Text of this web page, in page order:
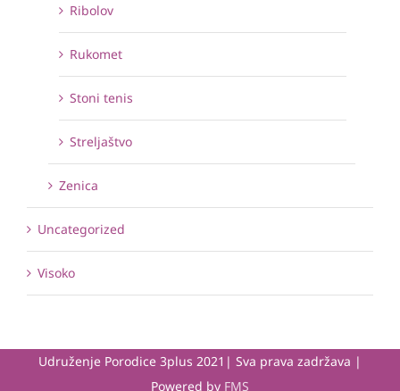
Ribolov
Rukomet
Stoni tenis
Streljaštvo
Zenica
Uncategorized
Visoko
Udruženje Porodice 3plus 2021| Sva prava zadržava |
Powered by FMS